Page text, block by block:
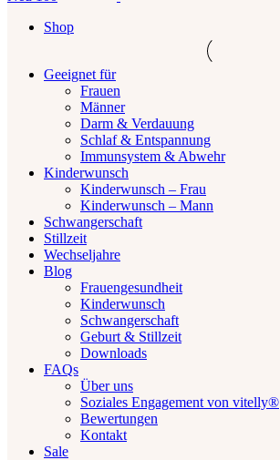
Shop
Geeignet für
Frauen
Männer
Darm & Verdauung
Schlaf & Entspannung
Immunsystem & Abwehr
Kinderwunsch
Kinderwunsch – Frau
Kinderwunsch – Mann
Schwangerschaft
Stillzeit
Wechseljahre
Blog
Frauengesundheit
Kinderwunsch
Schwangerschaft
Geburt & Stillzeit
Downloads
FAQs
Über uns
Soziales Engagement von vitelly®
Bewertungen
Kontakt
Sale